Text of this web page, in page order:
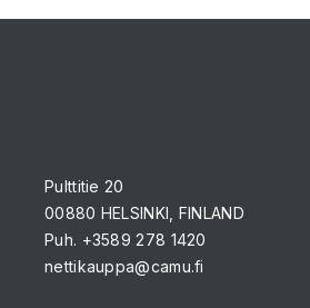
Pulttitie 20
00880 HELSINKI, FINLAND
Puh. +3589 278 1420
nettikauppa@camu.fi